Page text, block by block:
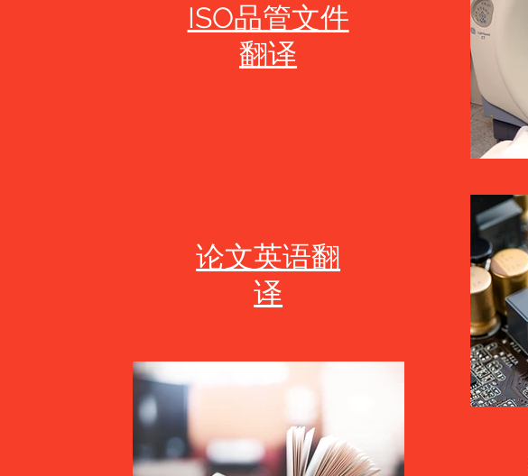
ISO品管文件
翻译
论文英语翻
译